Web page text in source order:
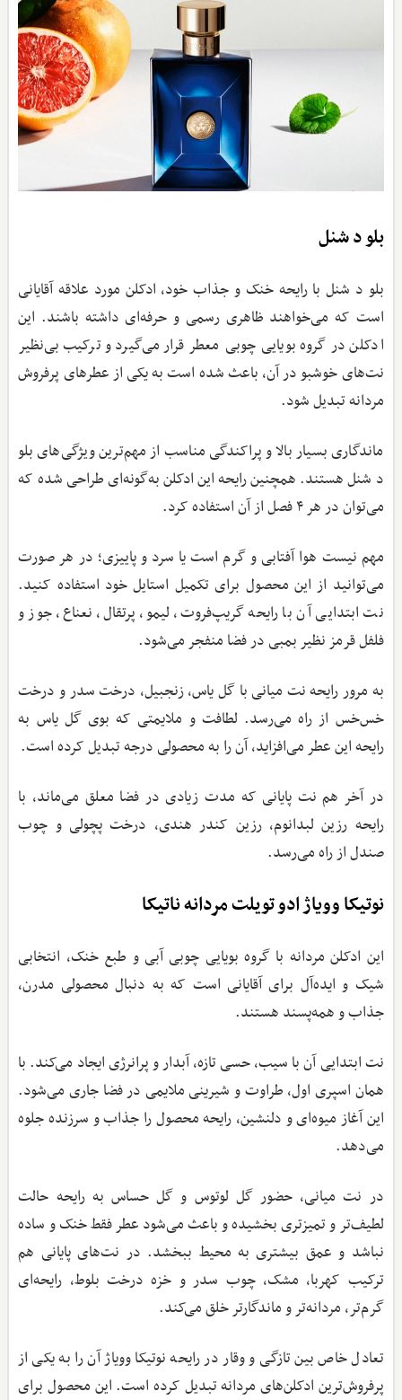
بلو د شنل
بلو د شنل با رایحه خنک و جذاب خود، ادکلن مورد علاقه آقایانی
است که می‌خواهند ظاهری رسمی و حرفه‌ای داشته باشند. این
ادکلن در گروه بویایی چوبی معطر قرار می‌گیرد و ترکیب بی‌نظیر
نت‌های خوشبو در آن، باعث شده است به یکی از عطرهای پرفروش
مردانه تبدیل شود‌.
ماندگاری بسیار بالا و پراکندگی مناسب از مهم‌ترین ویژگی‌های بلو
د شنل هستند. همچنین رایحه این ادکلن به‌گونه‌ای طراحی شده که
می‌توان در هر ۴ فصل از آن استفاده کرد.
مهم نیست هوا آفتابی و گرم است یا سرد و پاییزی؛ در هر صورت
می‌توانید از این محصول برای تکمیل استایل خود استفاده کنید.
نت ابتدایی آن با رایحه گریپ‌فروت، لیمو، پرتقال، نعناع، جوز و
فلفل قرمز نظیر بمبی در فضا منفجر می‌شود.
به مرور رایحه نت میانی با گل یاس، زنجبیل، درخت سدر و درخت
خس‌خس از راه می‌رسد. لطافت و ملایمتی که بوی گل یاس به
رایحه این عطر می‌افزاید، آن را به محصولی درجه تبدیل کرده است.
در آخر هم نت پایانی که مدت زیادی در فضا معلق می‌ماند، با
رایحه رزین لبدانوم، رزین کندر هندی، درخت پچولی و چوب
صندل از راه می‌رسد.
نوتیکا وویاژ ادو تویلت مردانه ناتیکا
این ادکلن مردانه با گروه بویایی چوبی آبی و طبع خنک، انتخابی
شیک و ایده‌آل برای آقایانی است که به دنبال محصولی مدرن،
جذاب و همه‌پسند هستند.
نت ابتدایی آن با سیب، حسی تازه، آبدار و پرانرژی ایجاد می‌کند. با
همان اسپری اول، طراوت و شیرینی ملایمی در فضا جاری می‌شود.
این آغاز میوه‌ای و دلنشین، رایحه محصول را جذاب و سرزنده جلوه
می‌دهد.
در نت میانی، حضور گل لوتوس و گل حساس به رایحه حالت
لطیف‌تر و تمیزتری بخشیده و باعث می‌شود عطر فقط خنک و ساده
نباشد و عمق بیشتری به محیط ببخشد. در نت‌های پایانی هم
ترکیب کهربا، مشک، چوب سدر و خزه درخت بلوط، رایحه‌ای
گرم‌تر، مردانه‌تر و ماندگارتر خلق می‌کند.
تعادل خاص بین تازگی و وقار در رایحه نوتیکا وویاژ آن را به یکی از
پرفروش‌ترین ادکلن‌های مردانه تبدیل کرده است. این محصول برای